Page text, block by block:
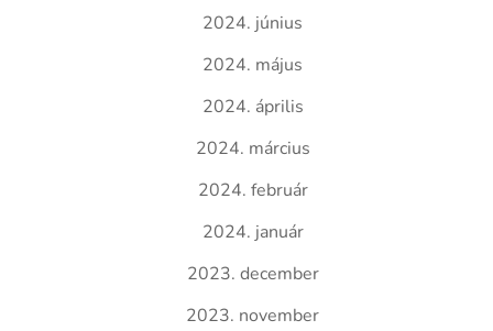
2024. június
2024. május
2024. április
2024. március
2024. február
2024. január
2023. december
2023. november